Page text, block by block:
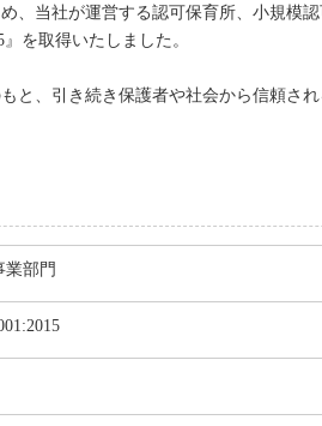
、当社が運営する認可保育所、小規模
を取得いたしました。
と、引き続き保護者や社会から信頼さ
業部門